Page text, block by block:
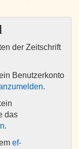
der Zeitschrift
Benutzerkonto
.
das
.
ef-